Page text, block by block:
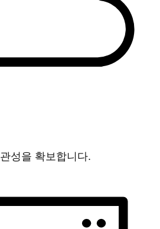
성을 확보합니다.